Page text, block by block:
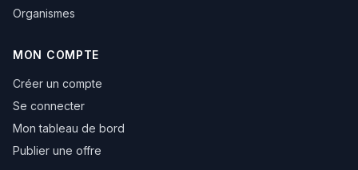
Organismes
MON COMPTE
Créer un compte
Se connecter
Mon tableau de bord
Publier une offre